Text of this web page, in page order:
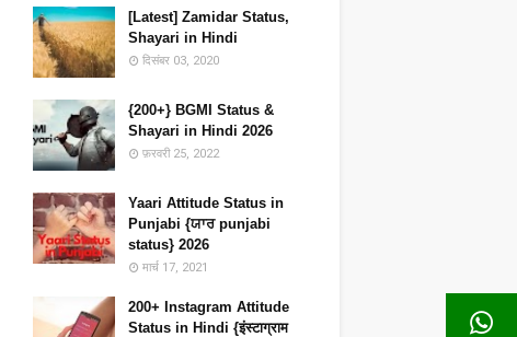
[Latest] Zamidar Status,
Shayari in Hindi
दिसंबर 03, 2020
{200+} BGMI Status &
Shayari in Hindi 2026
फ़रवरी 25, 2022
Yaari Attitude Status in
Punjabi {ਯਾਰ punjabi
status} 2026
मार्च 17, 2021
200+ Instagram Attitude
Status in Hindi {इंस्टाग्राम